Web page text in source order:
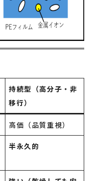
持続型（高分子・非
移行）
高価（品質重視）
半永久的